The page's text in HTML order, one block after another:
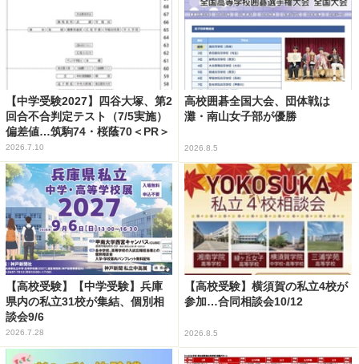
【中学受験2027】四谷大塚、第2
回合不合判定テスト（7/5実施）
偏差値…筑駒74・桜蔭70＜PR＞
2026.7.10
高校囲碁全国大会、団体戦は
灘・南山女子部が優勝
2026.8.5
【高校受験】【中学受験】兵庫
県内の私立31校が集結、個別相
談会9/6
2026.7.28
【高校受験】横須賀の私立4校が
参加…合同相談会10/12
2026.8.5